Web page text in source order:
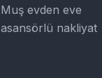
Muş evden eve
asansörlü nakliyat